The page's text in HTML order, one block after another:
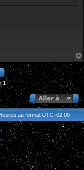
1
Aller à
au format UTC+02:00